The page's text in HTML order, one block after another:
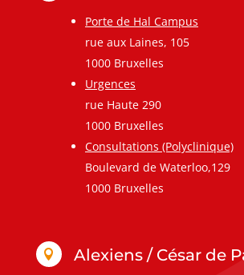
Porte de Hal Campus
rue aux Laines, 105
1000 Bruxelles
Urgences
rue Haute 290
1000 Bruxelles
Consultations (Polyclinique)
Boulevard de Waterloo,129
1000 Bruxelles
 Alexiens / César de